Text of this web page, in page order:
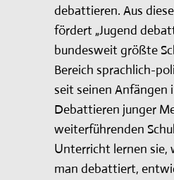
debattieren. Aus
fördert „Jugend
bundesweit größte
Bereich sprachlich-
seit seinen Anfängen
Debattieren junger
weiterführenden
Unterricht lernen sie,
man debattiert,